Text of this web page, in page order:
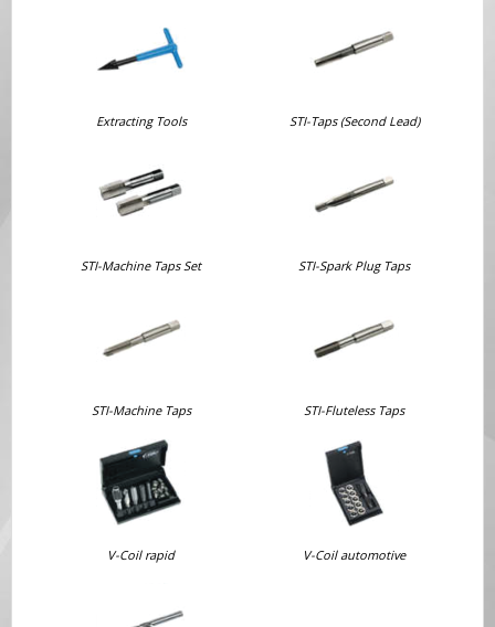
Extracting Tools STI-Taps (Second Lead)
STI-Machine Taps Set STI-Spark Plug Taps
STI-Machine Taps STI-Fluteless Taps
V-Coil rapid V-Coil automotive